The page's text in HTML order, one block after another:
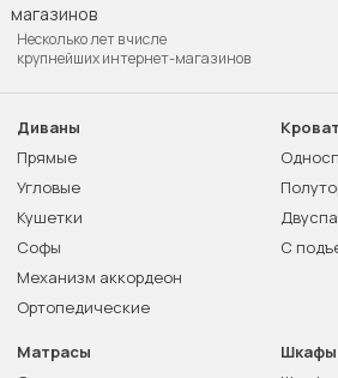
Несколько лет в числе
крупнейших интернет-магазинов
Диваны
Прямые
Угловые
Кушетки
Софы
Механизм аккордеон
Ортопедические
С
Матрасы
Шкафы